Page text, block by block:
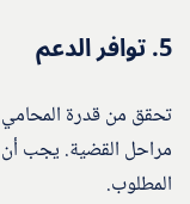
5. توافر الدعم
تحقق من قدرة
مراحل القضية. يجب أن
المطلوب.